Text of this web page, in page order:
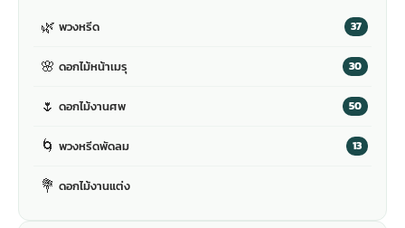
🌿 พวงหรีด 37
🌸 ดอกไม้หน้าเมรุ 30
🌷 ดอกไม้งานศพ 50
🌀 พวงหรีดพัดลม 13
💐 ดอกไม้งานแต่ง